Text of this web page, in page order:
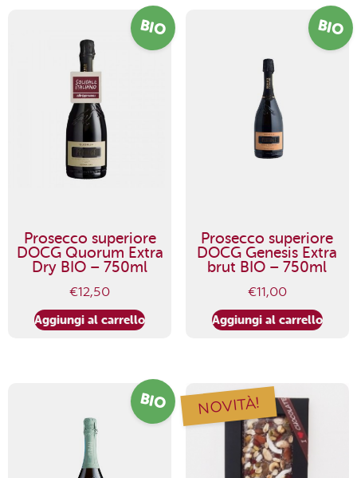
BIO
Prosecco superiore
DOCG Quorum Extra
Dry BIO – 750ml
€12,50
Aggiungi al carrello
BIO
Prosecco superiore
DOCG Genesis Extra
brut BIO – 750ml
€11,00
Aggiungi al carrello
BIO NOVITÀ!